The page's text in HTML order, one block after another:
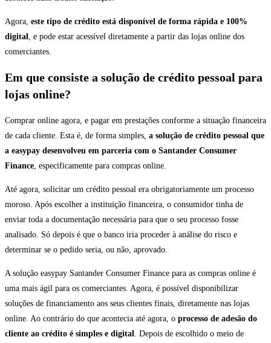
Agora, este tipo de crédito está disponível de forma rápida e 100%
digital , e pode estar acessível diretamente a partir das lojas online dos
comerciantes.
Em que consiste a solução de crédito pessoal para
lojas online?
Comprar online agora, e pagar em prestações conforme a situação financeira
de cada cliente. Esta é, de forma simples, a solução de crédito pessoal que
a easypay desenvolveu em parceria com o Santander Consumer
Finance , especificamente para compras online.
Até agora, solicitar um crédito pessoal era obrigatoriamente um processo
moroso. Após escolher a instituição financeira, o consumidor tinha de
enviar toda a documentação necessária para que o seu processo fosse
analisado. Só depois é que o banco iria proceder à análise do risco e
determinar se o pedido seria, ou não, aprovado.
A solução easypay Santander Consumer Finance para as compras online é
uma mais ágil para os comerciantes. Agora, é possível disponibilizar
soluções de financiamento aos seus clientes finais, diretamente nas lojas
online. Ao contrário do que acontecia até agora, o processo de adesão do
cliente ao crédito é simples e digital
. Depois de escolhido o meio de